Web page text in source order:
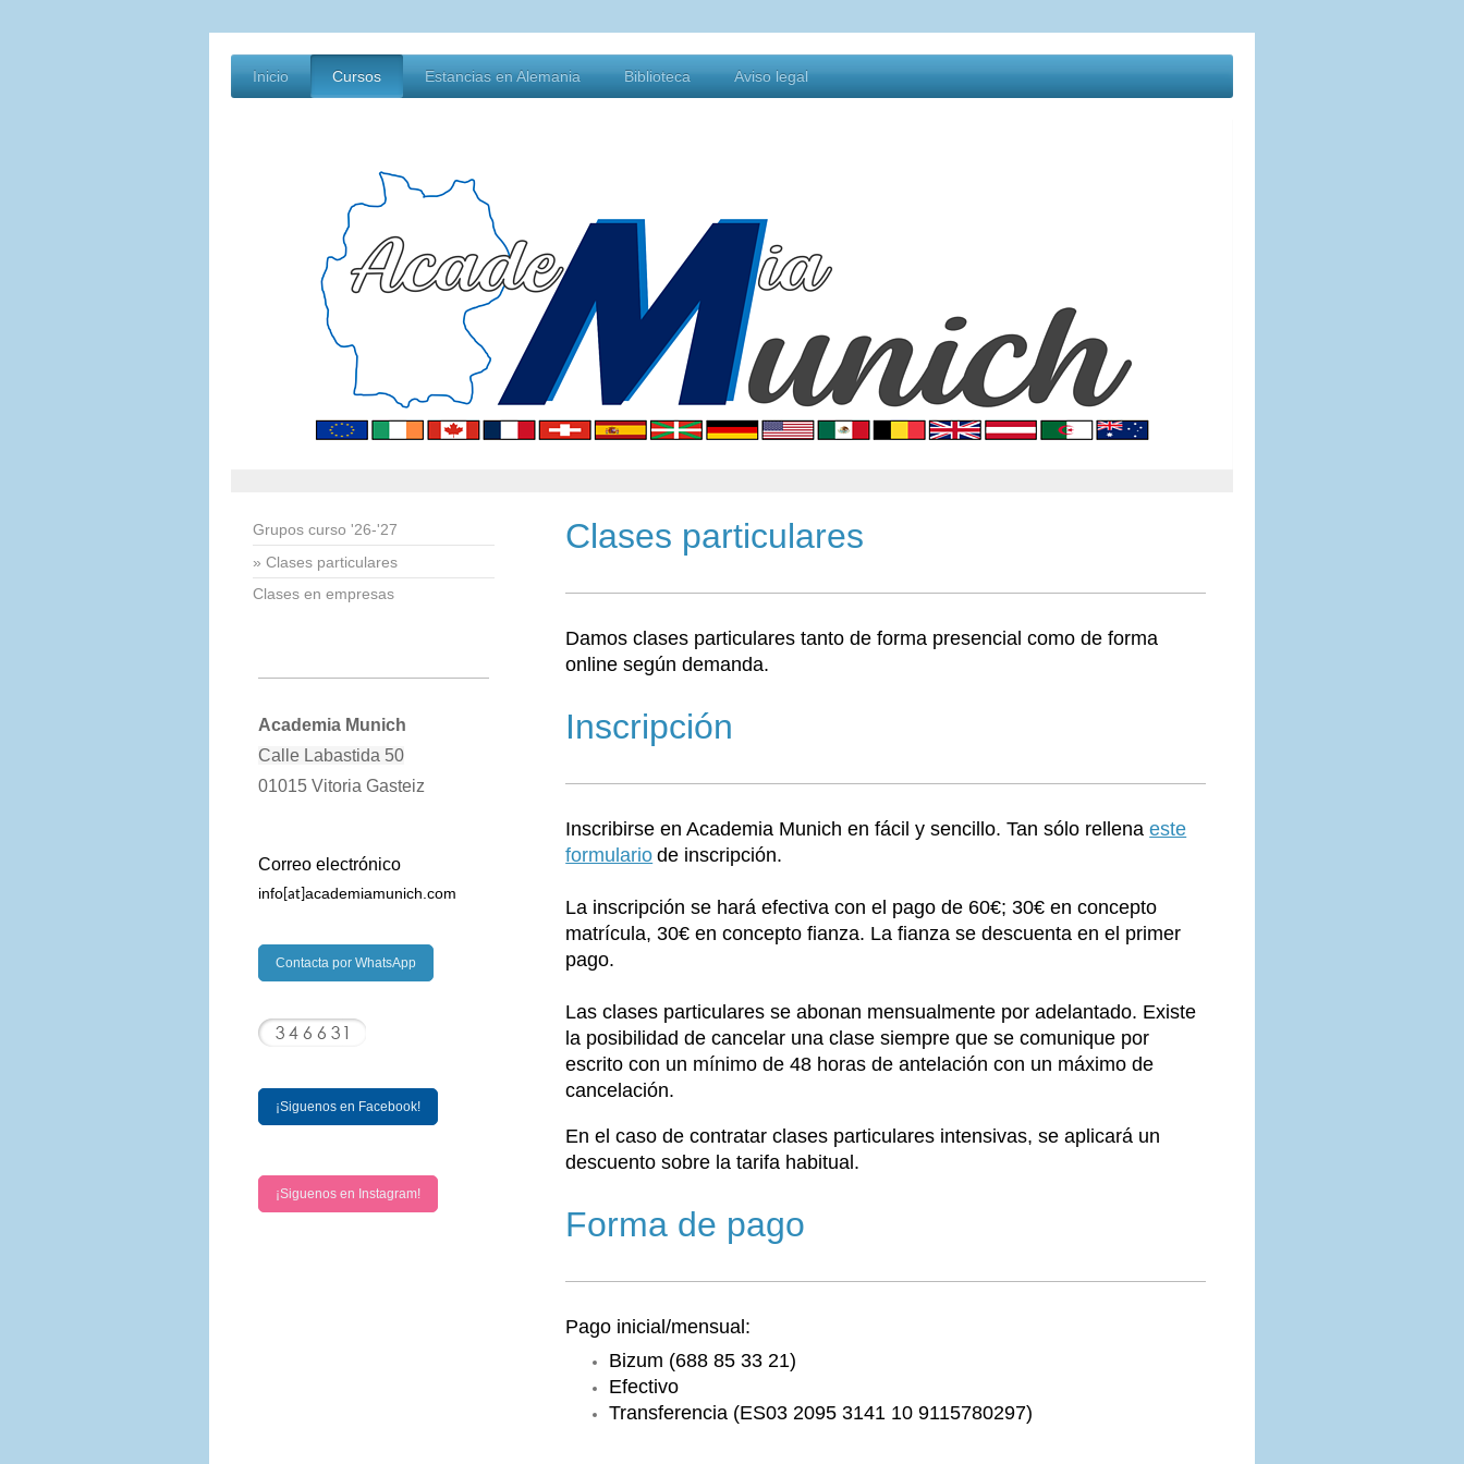
Inicio Cursos Estancias en Alemania Biblioteca Aviso legal
Clases particulares
Damos clases particulares tanto de forma presencial como de forma
online según demanda.
Inscripción
Inscribirse en Academia Munich en fácil y sencillo. Tan sólo rellenaeste
formulario de inscripción.
La inscripción se hará efectiva con el pago de 60€; 30€ en concepto
matrícula, 30€ en concepto fianza. La fianza se descuenta en el primer
pago.
Las clases particulares se abonan mensualmente por adelantado. Existe
la posibilidad de cancelar una clase siempre que se comunique por
escrito con un mínimo de 48 horas de antelación con un máximo de
cancelación.
En el caso de contratar clases particulares intensivas, se aplicará un
descuento sobre la tarifa habitual.
Forma de pago
Pago inicial/mensual:
Bizum (688 85 33 21)
Efectivo
Transferencia (ES03 2095 3141 10 9115780297)
Grupos curso '26-'27
Clases particulares
Clases en empresas
Academia Munich
Calle Labastida 50
01015 Vitoria Gasteiz
Correo electrónico
info [at] academiamunich.com
Contacta por WhatsApp
¡Siguenos en Facebook!
¡Siguenos en Instagram!